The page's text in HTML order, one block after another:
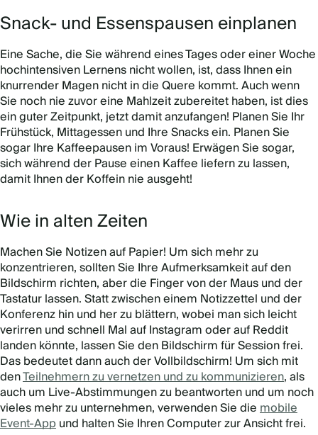
Snack- und Essenspausen einplanen
Eine Sache, die Sie während eines Tages oder einer Woche
hochintensiven Lernens nicht wollen, ist, dass Ihnen ein
knurrender Magen nicht in die Quere kommt. Auch wenn
Sie noch nie zuvor eine Mahlzeit zubereitet haben, ist dies
ein guter Zeitpunkt, jetzt damit anzufangen! Planen Sie Ihr
Frühstück, Mittagessen und Ihre Snacks ein. Planen Sie
sogar Ihre Kaffeepausen im Voraus! Erwägen Sie sogar,
sich während der Pause einen Kaffee liefern zu lassen,
damit Ihnen der Koffein nie ausgeht!
Wie in alten Zeiten
Machen Sie Notizen auf Papier! Um sich mehr zu
konzentrieren, sollten Sie Ihre Aufmerksamkeit auf den
Bildschirm richten, aber die Finger von der Maus und der
Tastatur lassen. Statt zwischen einem Notizzettel und der
Konferenz hin und her zu blättern, wobei man sich leicht
verirren und schnell Mal auf Instagram oder auf Reddit
landen könnte, lassen Sie den Bildschirm für Session frei.
Das bedeutet dann auch der Vollbildschirm! Um sich mit
denTeilnehmern zu vernetzen und zu kommunizieren, als
auch um Live-Abstimmungen zu beantworten und um noch
vieles mehr zu unternehmen, verwenden Sie diemobile
Event-Appund halten Sie Ihren Computer zur Ansicht frei.